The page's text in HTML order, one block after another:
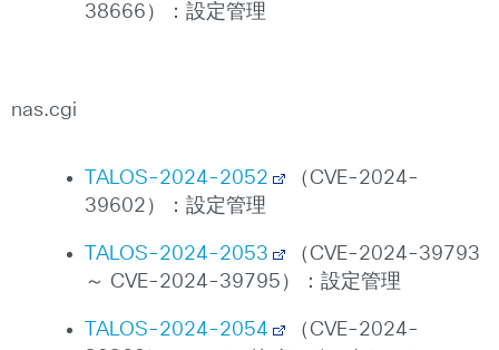
38666）：設定管理
nas.cgi
TALOS-2024-2052
（CVE-2024-
39602）：設定管理
TALOS-2024-2053
（CVE-2024-39793
～ CVE-2024-39795）：設定管理
TALOS-2024-2054
（CVE-2024-